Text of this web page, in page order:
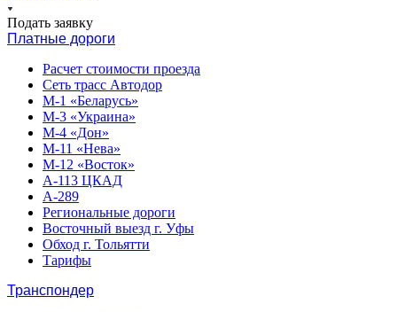
Подать заявку
Платные дороги
Расчет стоимости проезда
Сеть трасс Автодор
М-1 «Беларусь»
М-3 «Украина»
М-4 «Дон»
М-11 «Нева»
М-12 «Восток»
А-113 ЦКАД
А-289
Региональные дороги
Восточный выезд г. Уфы
Обход г. Тольятти
Тарифы
Транспондер